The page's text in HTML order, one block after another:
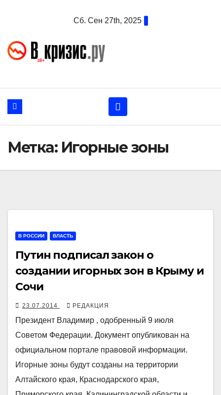
Сб. Сен 27th, 2025
Метка: Игорные зоны
В РОССИИ ВЛАСТЬ
Путин подписал закон о
создании игорных зон в Крыму и
Сочи
23.07.2014 РЕДАКЦИЯ
Президент Владимир , одобренный 9 июля
Советом Федерации. Документ опубликован на
официальном портале правовой информации.
Игорные зоны будут созданы на территории
Алтайского края, Краснодарского края,